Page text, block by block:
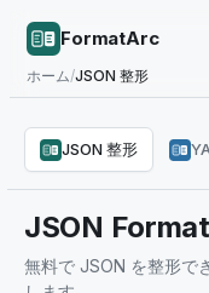
FormatArc
ホーム/JSON 整形
JSON 整形
JSON
無料で JSON を整形で